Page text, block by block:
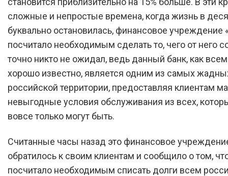
сложные и непростые времена, когда жизнь в
буквально остановилась, финансовое учреждение
посчитало необходимым сделать то, чего от него
точно никто не ожидал, ведь данный банк, как
хорошо известно, является одним из самых
российской территории, предоставляя клиентам
невыгодные условия обслуживания из всех,
вовсе только могут быть.
Считанные часы назад это финансовое
обратилось к своим клиентам и сообщило о том,
посчитало необходимым списать долги всем